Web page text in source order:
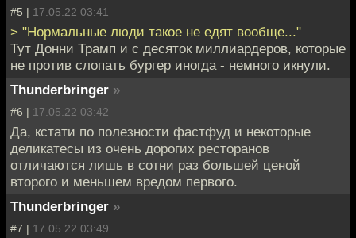
#5 | 17.05.22 03:41
> "Нормальные люди такое не едят вообще..."
Тут Донни Трамп и с десяток миллиардеров, которые
не против слопать бургер иногда - немного икнули.
Thunderbringer »
#6 | 17.05.22 03:42
Да, кстати по полезности фастфуд и некоторые
деликатесы из очень дорогих ресторанов
отличаются лишь в сотни раз большей ценой
второго и меньшем вредом первого.
Thunderbringer »
#7 | 17.05.22 03:49